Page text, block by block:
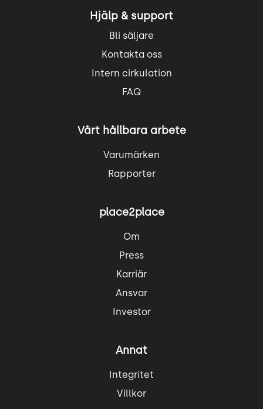
Hjälp & support
Bli säljare
Kontakta oss
Intern cirkulation
FAQ
Vårt hållbara arbete
Varumärken
Rapporter
place2place
Om
Press
Karriär
Ansvar
Investor
Annat
Integritet
Villkor